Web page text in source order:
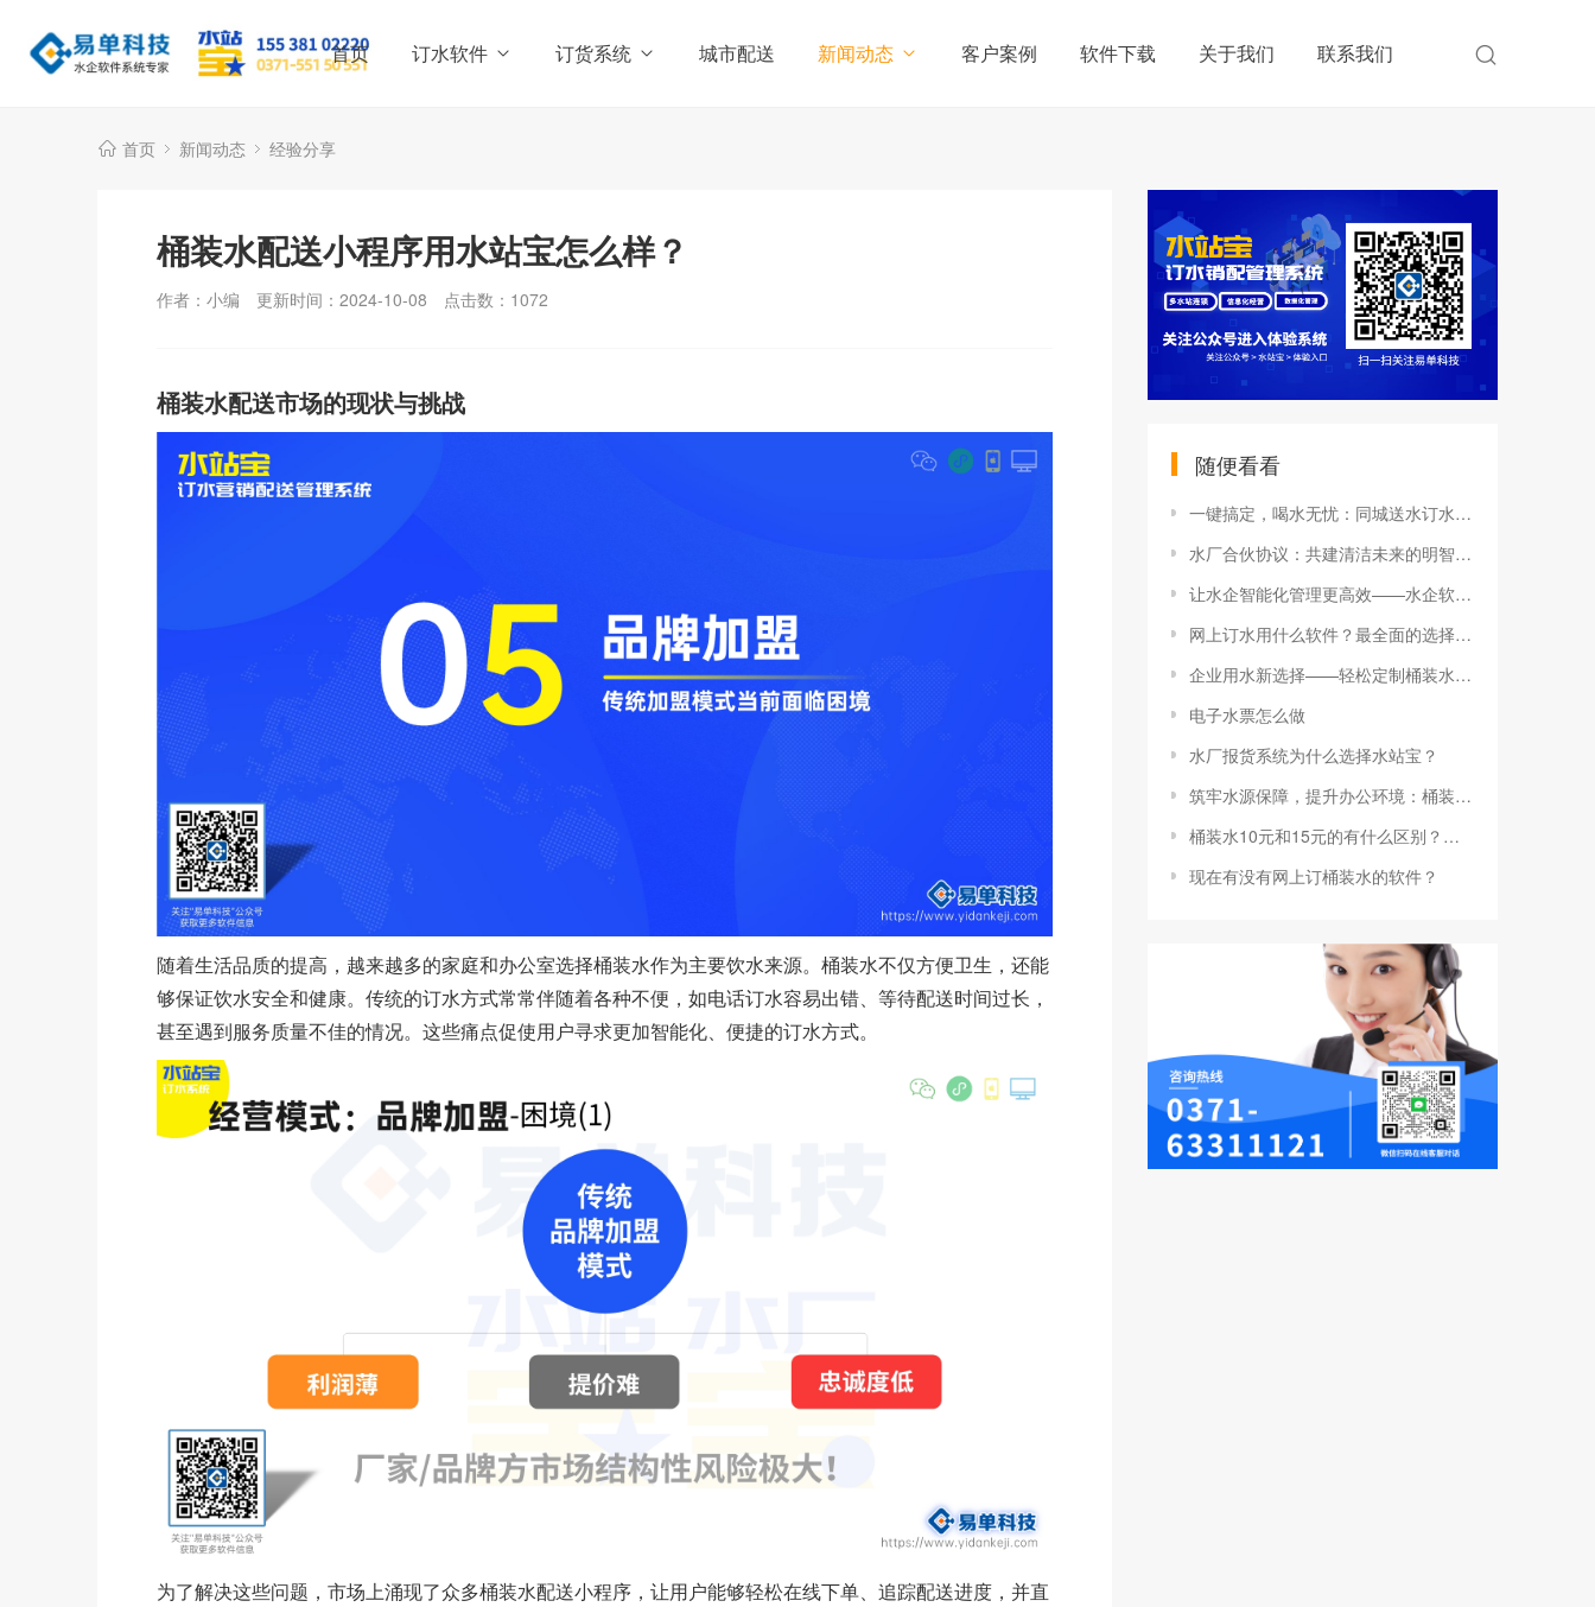
首页 订水软件 订货系统 城市配送 新闻动态 客户案例 软件下载 关于我们 联系我们
首页 新闻动态 经验分享
桶装水配送小程序用水站宝怎么样？
作者：小编 更新时间：2024-10-08 点击数： 1072
桶装水配送市场的现状与挑战
随着生活品质的提高，越来越多的家庭和办公室选择桶装水作为主要饮水来源。桶装水不仅方便卫生，还能
够保证饮水安全和健康。传统的订水方式常常伴随着各种不便，如电话订水容易出错、等待配送时间过长，
甚至遇到服务质量不佳的情况。这些痛点促使用户寻求更加智能化、便捷的订水方式。
为了解决这些问题，市场上涌现了众多桶装水配送小程序，让用户能够轻松在线下单、追踪配送进度，并直
随便看看
一键搞定，喝水无忧：同城送水订水平台引领健康饮水新风尚
水厂合伙协议：共建清洁未来的明智选择
让水企智能化管理更高效——水企软件为您提供全方位数字化转型方案
网上订水用什么软件？最全面的选择指南来了！
企业用水新选择——轻松定制桶装水报价单
电子水票怎么做
水厂报货系统为什么选择水站宝？
筑牢水源保障，提升办公环境：桶装水管理制度全攻略
桶装水10元和15元的有什么区别？选购指南为您解答
现在有没有网上订桶装水的软件？